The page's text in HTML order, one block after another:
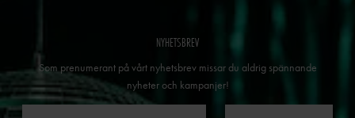
NYHETSBREV
Som prenumerant på vårt nyhetsbrev missar du aldrig spännande
nyheter och kampanjer!